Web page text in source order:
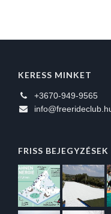
KERESS MINKET
+3670-949-9565
FRISS BEJEGYZÉSEK